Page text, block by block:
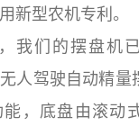
新型农机专利。
们的摆盘机已
人驾驶自动精量
能，底盘由滚动